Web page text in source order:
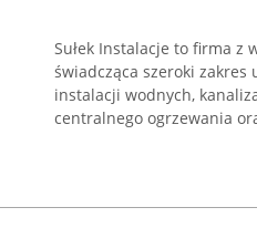
Sułek Instalacje to firma
świadcząca szeroki zakres
instalacji wodnych,
centralnego ogrzewania